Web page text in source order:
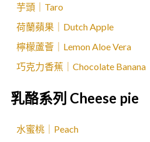
芋頭｜Taro
荷蘭蘋果｜Dutch Apple
檸檬蘆薈｜Lemon Aloe Vera
巧克力香蕉｜Chocolate Banana
乳酪系列 Cheese pie
水蜜桃｜Peach